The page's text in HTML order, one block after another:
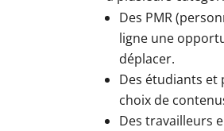
Des PMR
ligne une
déplacer.
Des étudiants et
choix de
Des travailleurs